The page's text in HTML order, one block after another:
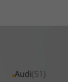
Audi(51)
Alle